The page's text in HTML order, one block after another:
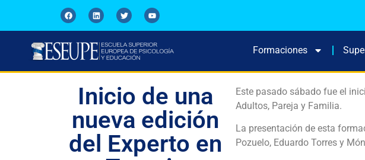
Formaciones
Inicio de una
nueva edición
del Experto en
Este pasado sábado fue el
Adultos, Pareja y Familia.
La presentación de esta
Pozuelo, Eduardo Torres y